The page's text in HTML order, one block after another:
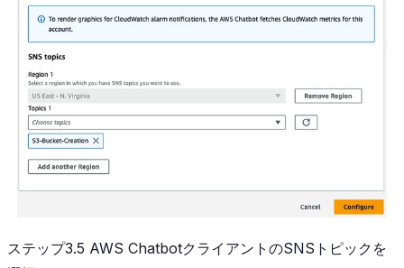
ステップ3.5 AWS ChatbotクライアントのSNSトピックを